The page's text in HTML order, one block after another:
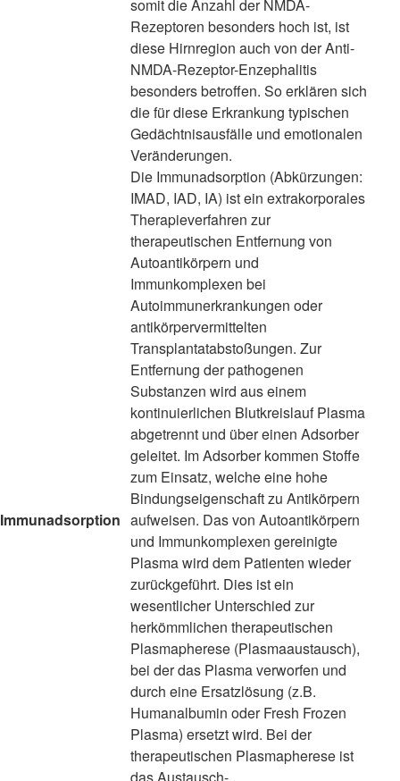
somit die Anzahl der NMDA-
Rezeptoren besonders hoch ist, ist
diese Hirnregion auch von der Anti-
NMDA-Rezeptor-Enzephalitis
besonders betroffen. So erklären sich
die für diese Erkrankung typischen
Gedächtnisausfälle und emotionalen
Veränderungen.
Immunadsorption
Die Immunadsorption (Abkürzungen:
IMAD, IAD, IA) ist ein extrakorporales
Therapieverfahren zur
therapeutischen Entfernung von
Autoantikörpern und
Immunkomplexen bei
Autoimmunerkrankungen oder
antikörpervermittelten
Transplantatabstoßungen. Zur
Entfernung der pathogenen
Substanzen wird aus einem
kontinuierlichen Blutkreislauf Plasma
abgetrennt und über einen Adsorber
geleitet. Im Adsorber kommen Stoffe
zum Einsatz, welche eine hohe
Bindungseigenschaft zu Antikörpern
aufweisen. Das von Autoantikörpern
und Immunkomplexen gereinigte
Plasma wird dem Patienten wieder
zurückgeführt. Dies ist ein
wesentlicher Unterschied zur
herkömmlichen therapeutischen
Plasmapherese (Plasmaaustausch),
bei der das Plasma verworfen und
durch eine Ersatzlösung (z.B.
Humanalbumin oder Fresh Frozen
Plasma) ersetzt wird. Bei der
therapeutischen Plasmapherese ist